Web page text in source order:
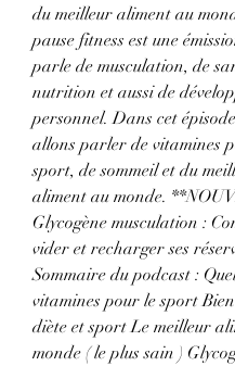
du meilleur aliment au
pause fitness est une
parle de musculation, de
nutrition et aussi de
personnel. Dans cet
allons parler de vitamines
sport, de sommeil et du
aliment au monde.
Glycogène musculation :
vider et recharger ses
Sommaire du podcast :
vitamines pour le sport
diète et sport Le meilleur
monde ( le plus sain )